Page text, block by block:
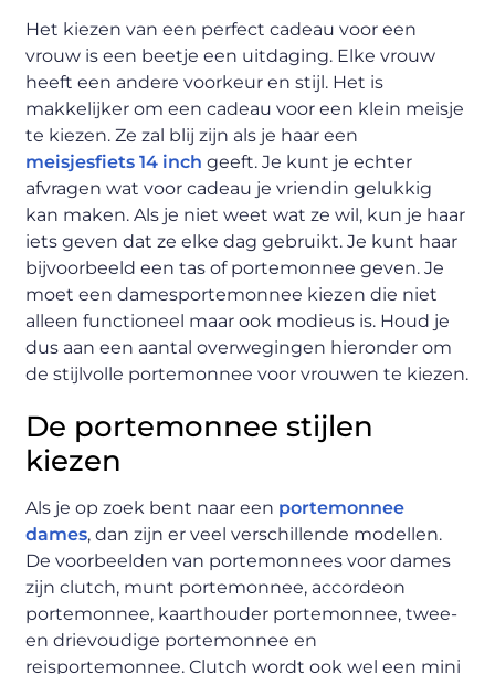
Het kiezen van een perfect cadeau voor een
vrouw is een beetje een uitdaging. Elke vrouw
heeft een andere voorkeur en stijl. Het is
makkelijker om een ​​cadeau voor een klein meisje
te kiezen. Ze zal blij zijn als je haar een
meisjesfiets 14 inch geeft. Je kunt je echter
afvragen wat voor cadeau je vriendin gelukkig
kan maken. Als je niet weet wat ze wil, kun je haar
iets geven dat ze elke dag gebruikt. Je kunt haar
bijvoorbeeld een tas of portemonnee geven. Je
moet een damesportemonnee kiezen die niet
alleen functioneel maar ook modieus is. Houd je
dus aan een aantal overwegingen hieronder om
de stijlvolle portemonnee voor vrouwen te kiezen.
De portemonnee stijlen
kiezen
Als je op zoek bent naar een portemonnee
dames, dan zijn er veel verschillende modellen.
De voorbeelden van portemonnees voor dames
zijn clutch, munt portemonnee, accordeon
portemonnee, kaarthouder portemonnee, twee-
en drievoudige portemonnee en
reisportemonnee. Clutch wordt ook wel een mini